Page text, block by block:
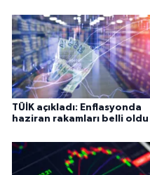
TÜİK açıkladı: Enflasyonda
haziran rakamları belli oldu